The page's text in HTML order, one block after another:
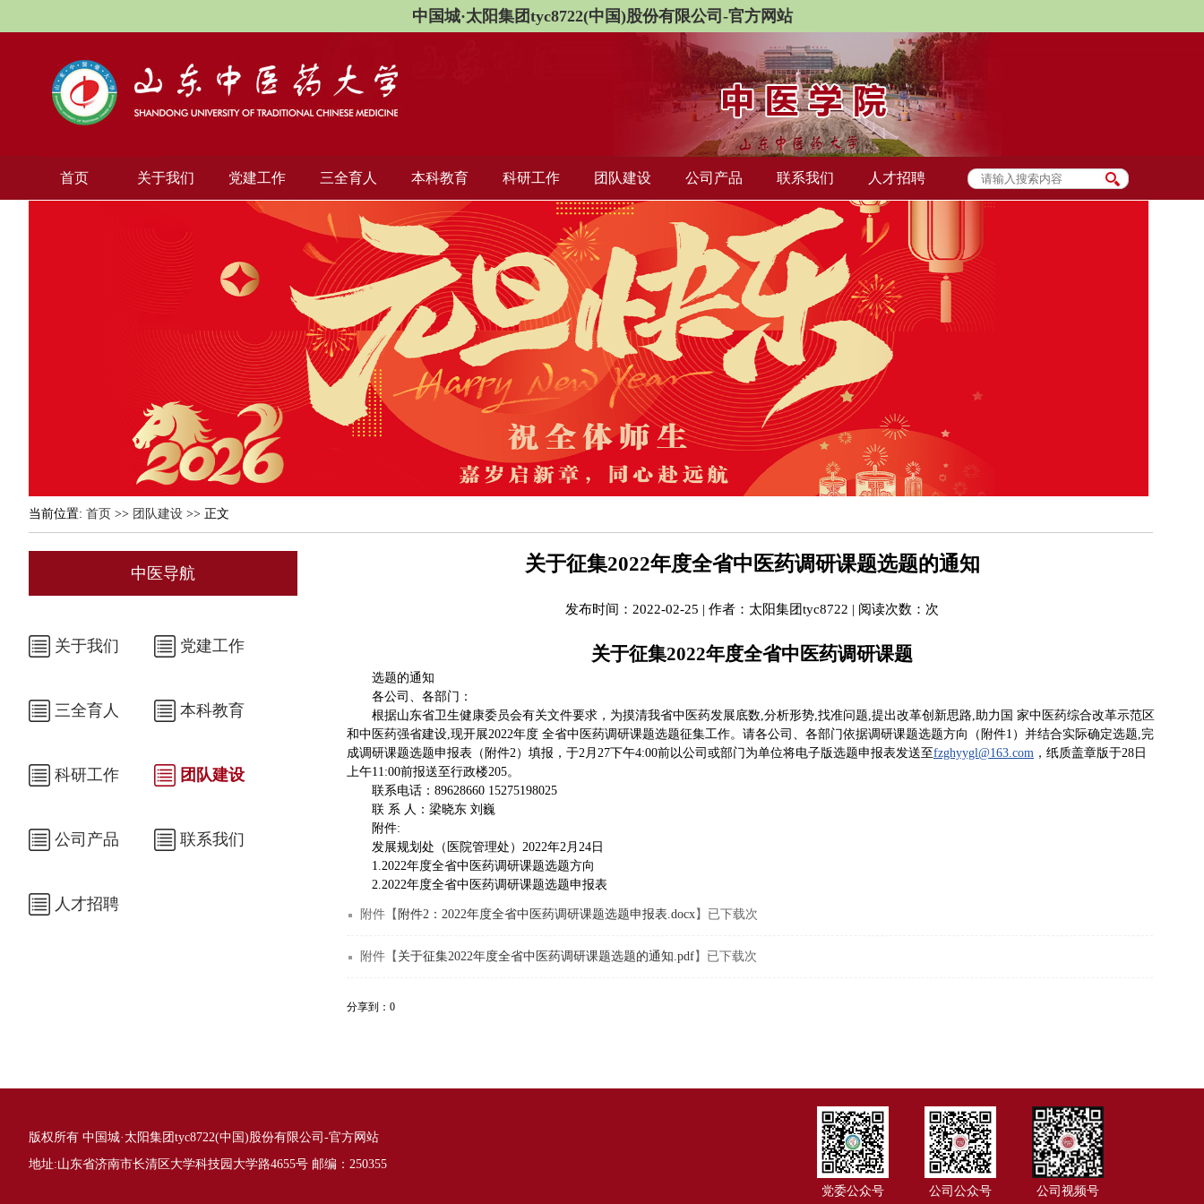
中国城·太阳集团tyc8722(中国)股份有限公司-官方网站
首页 关于我们 党建工作 三全育人 本科教育 科研工作 团队建设 公司产品 联系我们 人才招聘
当前位置: 首页 >> 团队建设 >> 正文
中医导航
关于我们 党建工作
三全育人 本科教育
科研工作 团队建设
公司产品 联系我们
人才招聘
关于征集2022年度全省中医药调研课题选题的通知
发布时间： 2022-02-25 | 作者： 太阳集团tyc8722 | 阅读次数： 次
关于征集2022年度全省中医药调研课题
选题的通知
各公司、各部门：
根据山东省卫生健康委员会有关文件要求，为摸清我省中医药发展底数,分析形势,找准问题,提出改革创新思路,助力国 家中医药综合改革示范区
和中医药强省建设,现开展2022年度 全省中医药调研课题选题征集工作。请各公司、各部门依据调研课题选题方向（附件1）并结合实际确定选题,完
成调研课题选题申报表（附件2）填报，于2月27下午4:00前以公司或部门为单位将电子版选题申报表发送至fzghyygl@163.com ，纸质盖章版于28日
上午11:00前报送至行政楼205。
联系电话：89628660 15275198025
联 系 人：梁晓东 刘巍
附件:
发展规划处（医院管理处）2022年2月24日
1.2022年度全省中医药调研课题选题方向
2.2022年度全省中医药调研课题选题申报表
附件【 附件2：2022年度全省中医药调研课题选题申报表.docx】已下载次
附件【 关于征集2022年度全省中医药调研课题选题的通知.pdf】已下载次
分享到： 0
版权所有 中国城·太阳集团tyc8722(中国)股份有限公司-官方网站
地址:山东省济南市长清区大学科技园大学路4655号 邮编：250355
党委公众号
公司公众号 公司视频号